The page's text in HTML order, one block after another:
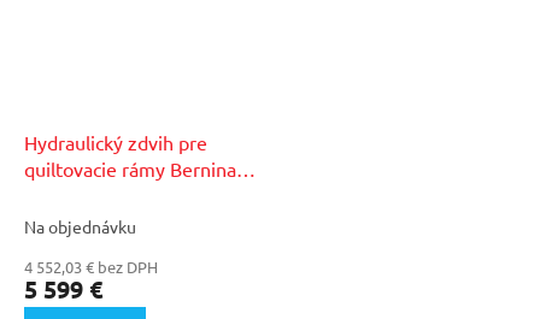
Hydraulický zdvih pre
quiltovacie rámy Bernina
Na objednávku
4 552,03 € bez DPH
5 599 €